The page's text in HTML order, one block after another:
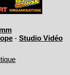
- Studio Vidéo